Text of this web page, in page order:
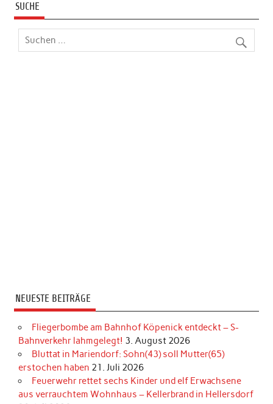
SUCHE
NEUESTE BEITRÄGE
Fliegerbombe am Bahnhof Köpenick entdeckt – S-
Bahnverkehr lahmgelegt! 3. August 2026
Bluttat in Mariendorf: Sohn(43) soll Mutter(65)
erstochen haben 21. Juli 2026
Feuerwehr rettet sechs Kinder und elf Erwachsene
aus verrauchtem Wohnhaus – Kellerbrand in Hellersdorf